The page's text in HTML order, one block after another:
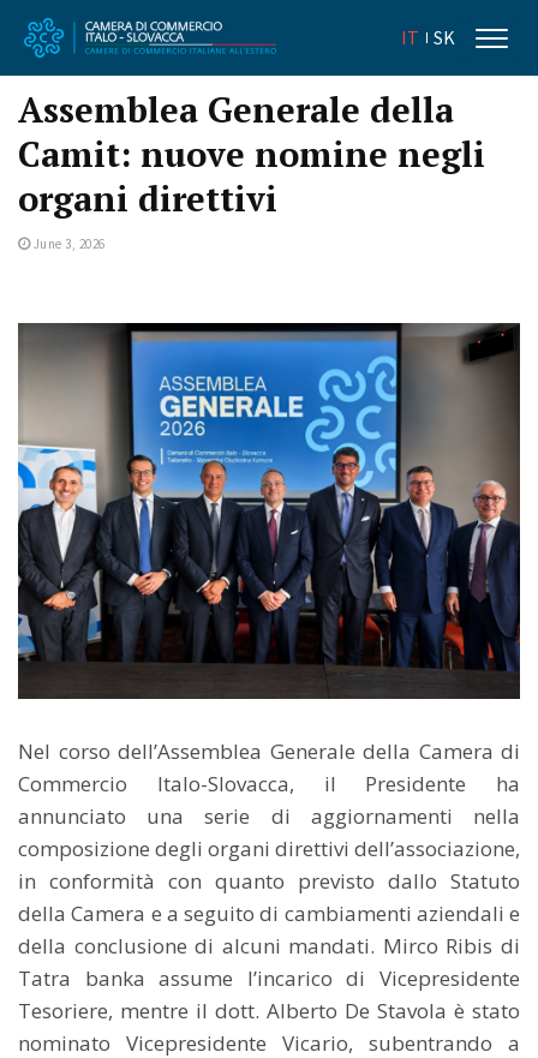
IT SK
Assemblea Generale della
Camit: nuove nomine negli
organi direttivi
June 3, 2026
Nel corso dell’Assemblea Generale della Camera di
Commercio Italo-Slovacca, il Presidente ha
annunciato una serie di aggiornamenti nella
composizione degli organi direttivi dell’associazione,
in conformità con quanto previsto dallo Statuto
della Camera e a seguito di cambiamenti aziendali e
della conclusione di alcuni mandati. Mirco Ribis di
Tatra banka assume l’incarico di Vicepresidente
Tesoriere, mentre il dott. Alberto De Stavola è stato
nominato Vicepresidente Vicario, subentrando a